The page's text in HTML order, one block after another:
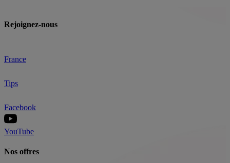
Rejoignez-nous
France
Tips
Facebook
YouTube
Nos offres